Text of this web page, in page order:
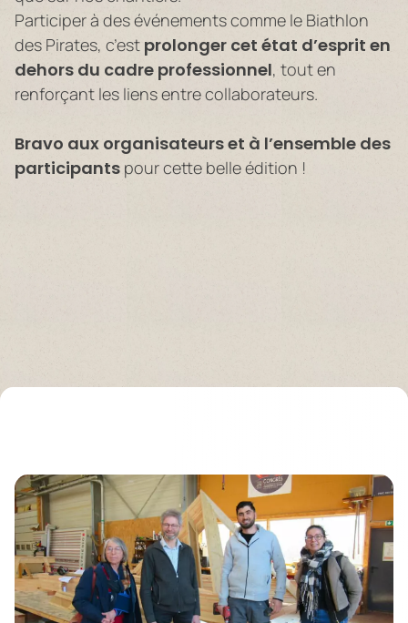
Participer à des événements comme le Biathlon
des Pirates, c’est prolonger cet état d’esprit en
dehors du cadre professionnel, tout en
renforçant les liens entre collaborateurs.
Bravo aux organisateurs et à l’ensemble des
participants pour cette belle édition !